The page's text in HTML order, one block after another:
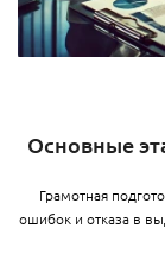
Основные
Грамотная
ошибок и отказа в